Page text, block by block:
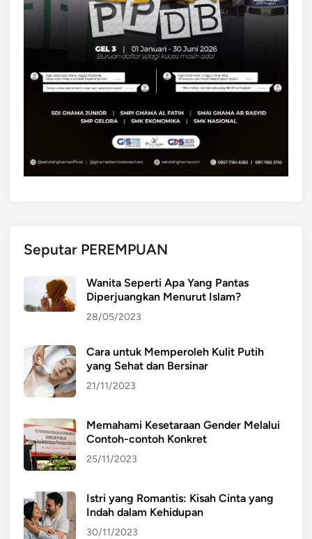
A
N
I
M
P
A
S
A
Seputar PEREMPUAN
Wanita Seperti Apa Yang Pantas
Diperjuangkan Menurut Islam?
28/05/2023
Cara untuk Memperoleh Kulit Putih
yang Sehat dan Bersinar
21/11/2023
Memahami Kesetaraan Gender Melalui
Contoh-contoh Konkret
25/11/2023
Istri yang Romantis: Kisah Cinta yang
Indah dalam Kehidupan
30/11/2023